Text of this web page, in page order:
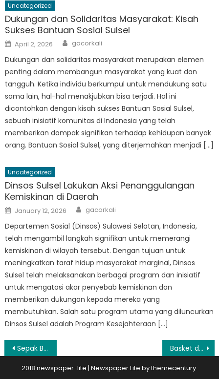
Uncategorized
Dukungan dan Solidaritas Masyarakat: Kisah
Sukses Bantuan Sosial Sulsel
Posted
on
April 2, 2026 Author
gacorkali
Dukungan dan solidaritas masyarakat merupakan elemen
penting dalam membangun masyarakat yang kuat dan
tangguh. Ketika individu berkumpul untuk mendukung satu
sama lain, hal-hal menakjubkan bisa terjadi. Hal ini
dicontohkan dengan kisah sukses Bantuan Sosial Sulsel,
sebuah inisiatif komunitas di Indonesia yang telah
memberikan dampak signifikan terhadap kehidupan banyak
orang. Bantuan Sosial Sulsel, yang diterjemahkan menjadi […]
Uncategorized
Dinsos Sulsel Lakukan Aksi Penanggulangan
Kemiskinan di Daerah
Posted
on
January 12, 2026 Author
gacorkali
Departemen Sosial (Dinsos) Sulawesi Selatan, Indonesia,
telah mengambil langkah signifikan untuk memerangi
kemiskinan di wilayah tersebut. Dengan tujuan untuk
meningkatkan taraf hidup masyarakat marginal, Dinsos
Sulsel telah melaksanakan berbagai program dan inisiatif
untuk mengatasi akar penyebab kemiskinan dan
memberikan dukungan kepada mereka yang
membutuhkan. Salah satu program utama yang diluncurkan
Dinsos Sulsel adalah Program Kesejahteraan […]
Post
navigation
Sepak Bola, Basket, dan Strategi Kesehatan di Era Trending Indonesia Basket dan Budaya: Menggali Tradisi Olahraga di Kampung-Kampung Indonesia
2018 newspaper-lite | Newspaper Lite bythemecentury.